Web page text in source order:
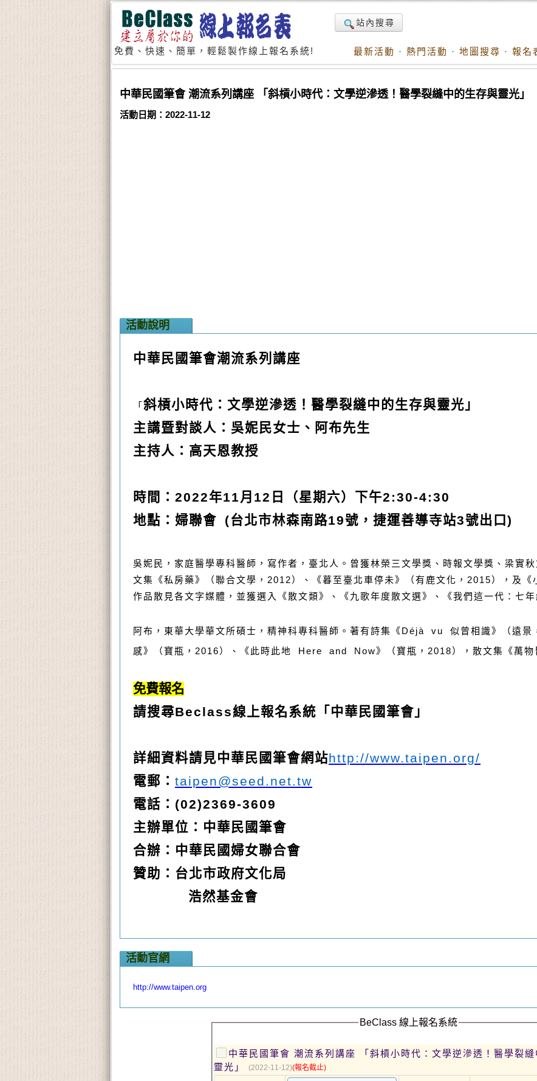
免費、快速、簡單，輕鬆製作線上報名系統!
站內搜尋
最新活動 · 熱門活動 · 地圖搜尋 · 報名
中華民國筆會 潮流系列講座 「斜槓小時代：文學逆滲透！醫學裂縫中的生存與靈光」
活動日期：2022-11-12
活動說明
中華民國筆會潮流系列講座
「 斜槓小時代：文學逆滲透！醫學裂縫中的生存與靈光 」
主講暨對談人：吳妮民女士、阿布先生
主持人：高天恩教授
時間：2022年11月12 日（星期六）下午2:30-4:30
地點：婦聯會 (台北市林森南路19號，捷運善導寺站3號出口)
吳妮民，家庭醫學專科醫師，寫作者，臺北人。曾獲林榮三文學獎、時報文學獎、梁實
文集《私房藥》（聯合文學，2012）、《暮至臺北車停未》（有鹿文化，2015），及《
作品散見各文字媒體，並獲選入《散文類》、《九歌年度散文選》、《我們這一代：七年
阿布 ， 東華大學華文所碩士，精神科專科醫師。著有詩集《 Déjà vu 似曾相識》（遠景
感》（寶瓶， 2016）、《此時此地 Here and Now》（寶瓶， 2018），散文集《萬物
免費報名
請搜尋Beclass線上報名系統「中華民國筆會」
詳細資料請見中華民國筆會網站http://www.taipen.org/
電郵： taipen@seed.net.tw
電話：(02)2369-3609
主辦單位：中華民國筆會
合辦：中華民國婦女聯合會
贊助：台北市政府文化局
浩然基金會
活動官網
http://www.taipen.org
BeClass 線上報名系統
中華民國筆會 潮流系列講座 「斜槓小時代：文學逆滲透！醫學裂縫中的生存與
靈光」
(2022-11-12)(報名截止)